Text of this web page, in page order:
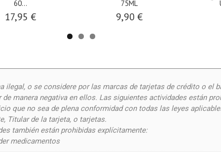
60...
17,95 €
75ML
9,90 €
ilegal, o se considere por las marcas de tarjetas de crédito o el
manera negativa en ellos. Las siguientes actividades están
que no sea de plena conformidad con todas las leyes
Titular de la tarjeta, o tarjetas.
también están prohibidas explícitamente:
medicamentos